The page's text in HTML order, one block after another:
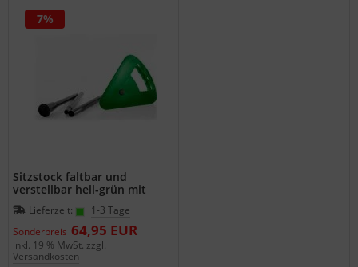
Sitzstock faltbar und
verstellbar hell-grün mit
Tasche
Lieferzeit:
1-3 Tage
Sonderpreis 64,95 EUR
7%
inkl. 19 % MwSt. zzgl.
Versandkosten